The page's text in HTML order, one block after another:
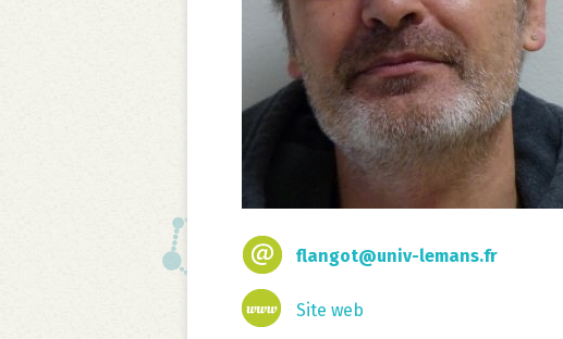
flangot@univ-lemans.fr
Site web